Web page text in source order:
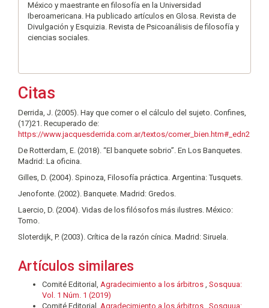
México y maestrante en filosofía en la Universidad
Iberoamericana. Ha publicado artículos en Glosa. Revista de
Divulgación y Esquizia. Revista de Psicoanálisis de filosofía y
ciencias sociales.
Citas
Derrida, J. (2005). Hay que comer o el cálculo del sujeto. Confines,
(17)21. Recuperado de:
https://www.jacquesderrida.com.ar/textos/comer_bien.htm#_edn2
De Rotterdam, E. (2018). “El banquete sobrio”. En Los Banquetes.
Madrid: La oficina.
Gilles, D. (2004). Spinoza, Filosofía práctica. Argentina: Tusquets.
Jenofonte. (2002). Banquete. Madrid: Gredos.
Laercio, D. (2004). Vidas de los filósofos más ilustres. México:
Tomo.
Sloterdijk, P. (2003). Crítica de la razón cínica. Madrid: Siruela.
Artículos similares
Comité Editorial, Agradecimiento a los árbitros , Sosquua:
Vol. 1 Núm. 1 (2019)
Comité Editorial, Agradecimiento a los árbitros Sosquua: